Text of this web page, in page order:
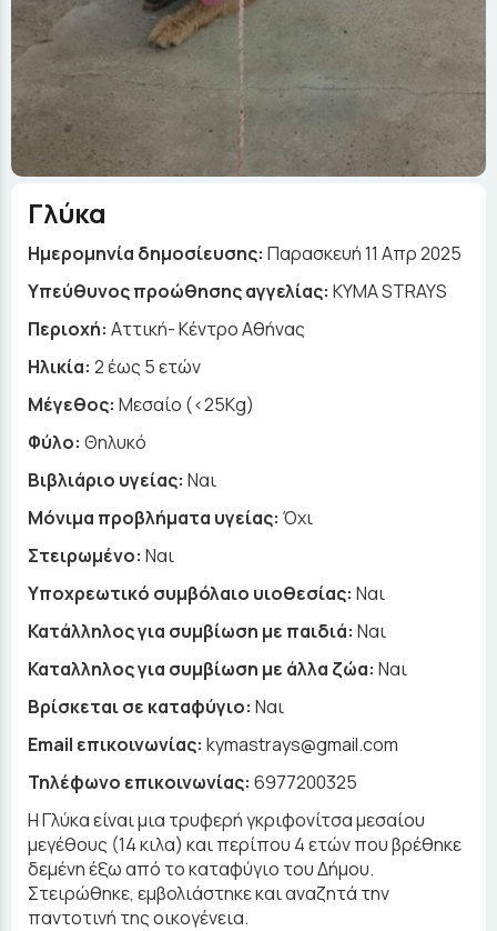
Γλύκα
Ημερομηνία δημοσίευσης: Παρασκευή 11 Απρ 2025
Yπεύθυνος προώθησης αγγελίας: KYMA STRAYS
Περιοχή: Αττική- Κέντρο Αθήνας
Ηλικία: 2 έως 5 ετών
Μέγεθος: Μεσαίο (<25Kg)
Φύλο: Θηλυκό
Βιβλιάριο υγείας: Ναι
Μόνιμα προβλήματα υγείας: Όχι
Στειρωμένο: Ναι
Υποχρεωτικό συμβόλαιο υιοθεσίας: Ναι
Κατάλληλος για συμβίωση με παιδιά: Ναι
Καταλληλος για συμβίωση με άλλα ζώα: Ναι
Βρίσκεται σε καταφύγιο: Ναι
Email επικοινωνίας: kymastrays@gmail.com
Τηλέφωνο επικοινωνίας: 6977200325
Η Γλύκα είναι μια τρυφερή γκριφονίτσα μεσαίου
μεγέθους (14 κιλα) και περίπου 4 ετών που βρέθηκε
δεμένη έξω από το καταφύγιο του Δήμου.
Στειρώθηκε, εμβολιάστηκε και αναζητά την
παντοτινή της οικογένεια.